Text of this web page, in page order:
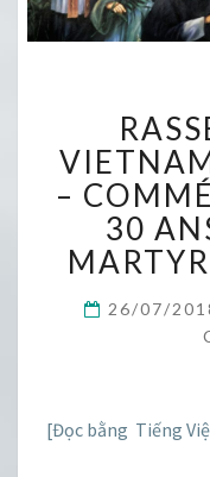
–
30
26/07/
[Đọc bằng Tiếng